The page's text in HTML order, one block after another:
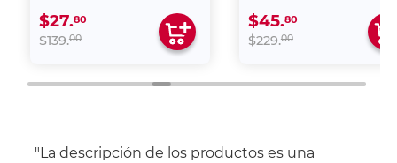
$27.80
$139.00
$45.80
$229.00
"La descripción de los productos es una